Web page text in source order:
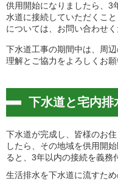
供用開始になりましたら、3
水道に接続していただくこ
については、お問い合わせく
下水道工事の期間中は、周
理解とご協力をよろしくお願
下水道と宅内排
下水道が完成し、皆様のお
したら、その地域を供用開
ると、3年以内の接続を義務
生活排水を下水道に流すた